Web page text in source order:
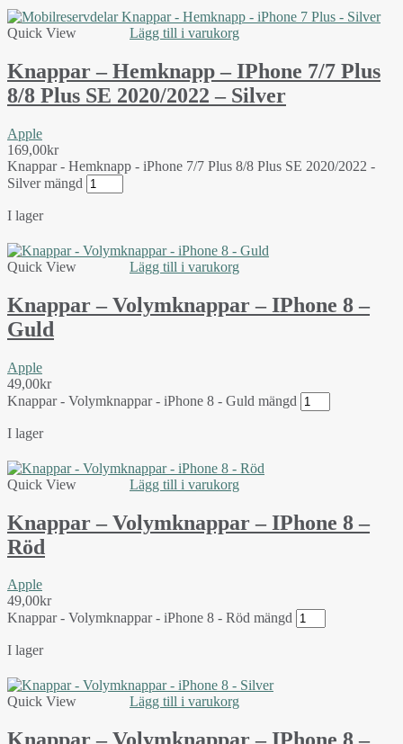
Quick View Lägg till i varukorg
Knappar – Hemknapp – IPhone 7/7 Plus
8/8 Plus SE 2020/2022 – Silver
Apple
169,00kr
Knappar - Hemknapp - iPhone 7/7 Plus 8/8 Plus SE 2020/2022 -
Silver mängd
I lager
Quick View Lägg till i varukorg
Knappar – Volymknappar – IPhone 8 –
Guld
Apple
49,00kr
Knappar - Volymknappar - iPhone 8 - Guld mängd
I lager
Quick View Lägg till i varukorg
Knappar – Volymknappar – IPhone 8 –
Röd
Apple
49,00kr
Knappar - Volymknappar - iPhone 8 - Röd mängd
I lager
Quick View Lägg till i varukorg